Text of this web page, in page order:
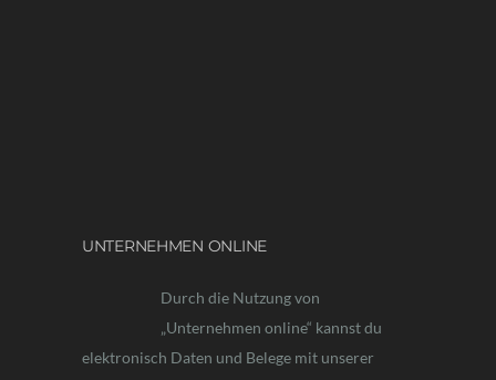
UNTERNEHMEN ONLINE
Durch die Nutzung von
„Unternehmen online“ kannst du
elektronisch Daten und Belege mit unserer